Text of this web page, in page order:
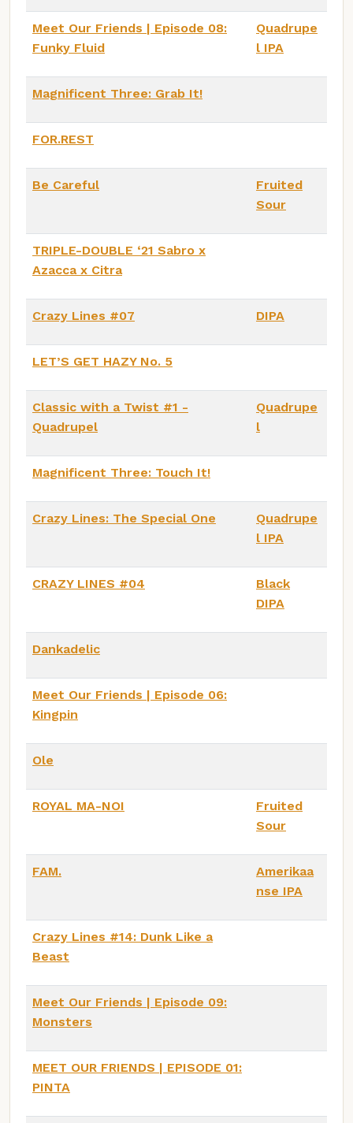
Meet Our Friends | Episode 08:
Funky Fluid
Quadrupe
l IPA
Magnificent Three: Grab It!
FOR.REST
Be Careful
Fruited
Sour
TRIPLE-DOUBLE ‘21 Sabro x
Azacca x Citra
Crazy Lines #07 DIPA
LET’S GET HAZY No. 5
Classic with a Twist #1 -
Quadrupel
Quadrupe
l
Magnificent Three: Touch It!
Crazy Lines: The Special One
Quadrupe
l IPA
CRAZY LINES #04
Black
DIPA
Dankadelic
Meet Our Friends | Episode 06:
Kingpin
Ole
ROYAL MA-NOI
Fruited
Sour
FAM.
Amerikaa
nse IPA
Crazy Lines #14: Dunk Like a
Beast
Meet Our Friends | Episode 09:
Monsters
MEET OUR FRIENDS | EPISODE 01:
PINTA